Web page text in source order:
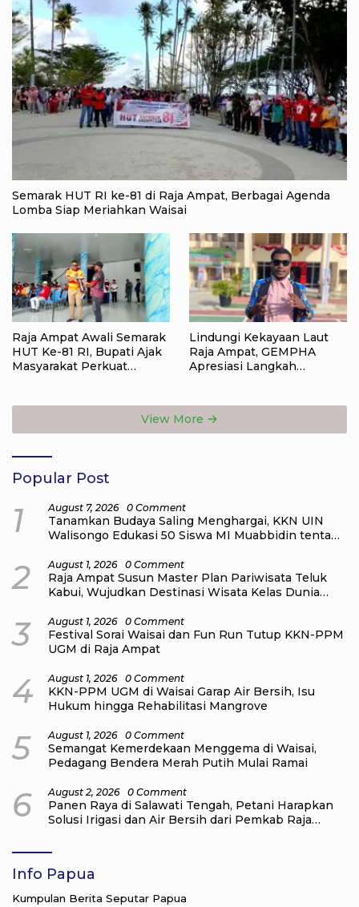
Semarak HUT RI ke-81 di Raja Ampat, Berbagai Agenda
Lomba Siap Meriahkan Waisai
Raja Ampat Awali Semarak
HUT Ke-81 RI, Bupati Ajak
Masyarakat Perkuat
Lindungi Kekayaan Laut
Raja Ampat, GEMPHA
Apresiasi Langkah
View More
Popular Post
1 August 7, 2026 0 Comment
Tanamkan Budaya Saling Menghargai, KKN UIN
Walisongo Edukasi 50 Siswa MI Muabbidin tentang
2 August 1, 2026 0 Comment
Raja Ampat Susun Master Plan Pariwisata Teluk
Kabui, Wujudkan Destinasi Wisata Kelas Dunia
3 August 1, 2026 0 Comment
Festival Sorai Waisai dan Fun Run Tutup KKN-PPM
UGM di Raja Ampat
4 August 1, 2026 0 Comment
KKN-PPM UGM di Waisai Garap Air Bersih, Isu
Hukum hingga Rehabilitasi Mangrove
5 August 1, 2026 0 Comment
Semangat Kemerdekaan Menggema di Waisai,
Pedagang Bendera Merah Putih Mulai Ramai
6 August 2, 2026 0 Comment
Panen Raya di Salawati Tengah, Petani Harapkan
Solusi Irigasi dan Air Bersih dari Pemkab Raja
Info Papua
Kumpulan Berita Seputar Papua